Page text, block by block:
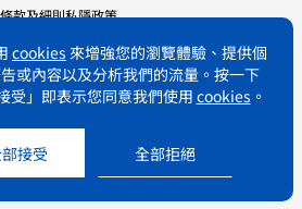
cookies 來增強您的瀏覽體驗、提供個
或內容以及分析我們的流量。按一下
受」即表示您同意我們使用 cookies 。
接受 全部拒絕
得轉載 三聯書店(香港)有限公司
(Hong Kong) Company Limited.
All rights reserved.
條款及細則私隱政策